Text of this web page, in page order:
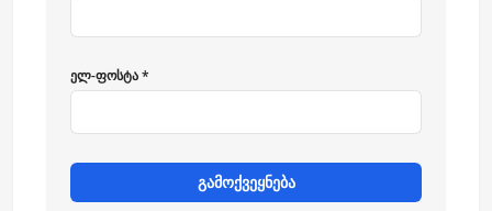
ელ-ფოსტა *
გამოქვეყნება